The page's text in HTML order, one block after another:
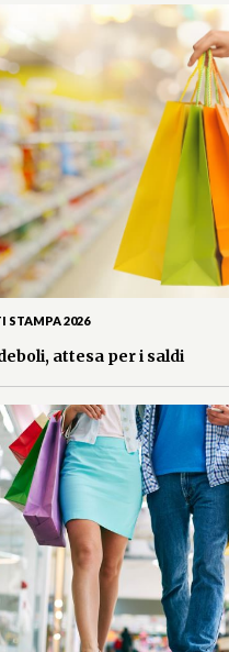
STAMPA 2026
attesa per i saldi